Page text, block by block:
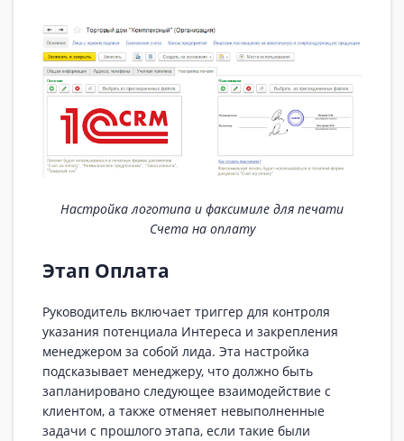
Настройка логотипа и факсимиле для печати
Счета на оплату
Этап Оплата
Руководитель включает триггер для контроля
указания потенциала Интереса и закрепления
менеджером за собой лида. Эта настройка
подсказывает менеджеру, что должно быть
запланировано следующее взаимодействие с
клиентом, а также отменяет невыполненные
задачи с прошлого этапа, если такие были